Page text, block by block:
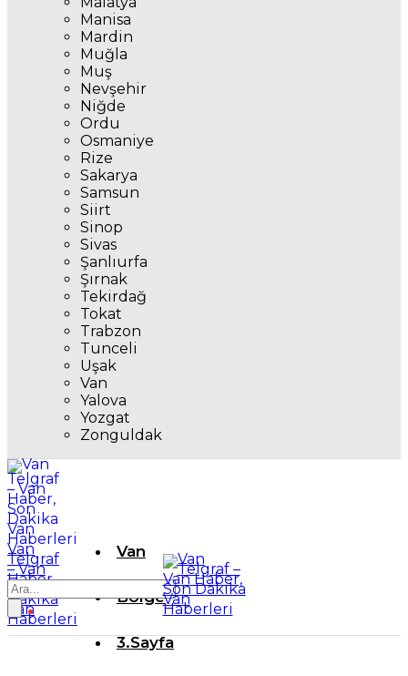
Manisa
Mardin
Muğla
Muş
Nevşehir
Niğde
Ordu
Osmaniye
Rize
Sakarya
Samsun
Siirt
Sinop
Sivas
Şanlıurfa
Şırnak
Tekirdağ
Tokat
Trabzon
Tunceli
Uşak
Van
Yalova
Yozgat
Zonguldak
Van
Telgraf
– Van
Haber,
Son
Dakika
Van
Haberleri
Van
Bölge
3.Sayfa